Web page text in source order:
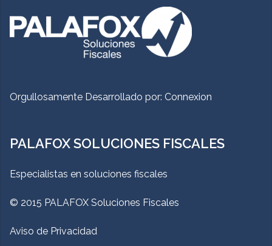
Orgullosamente Desarrollado por: Connexion
PALAFOX SOLUCIONES FISCALES
Especialistas en soluciones fiscales
© 2015 PALAFOX Soluciones Fiscales
Aviso de Privacidad